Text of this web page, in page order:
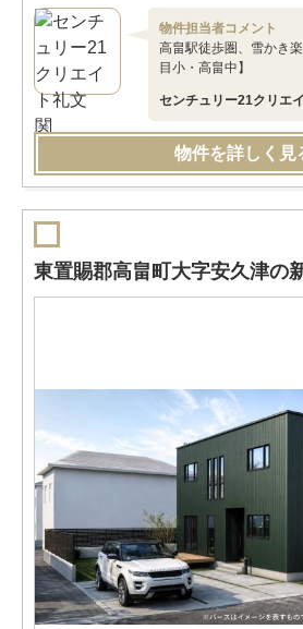
物件担当者コメント
高畠駅徒歩圏、雪かき
目小・高畠中】
センチュリー21クリエ
物件を詳しく見
東置賜郡高畠町大字安久津の